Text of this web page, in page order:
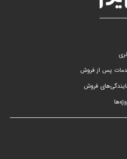
پس از فروش
فروش